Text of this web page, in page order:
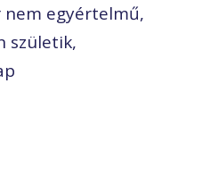
egyértelmű,
születik,